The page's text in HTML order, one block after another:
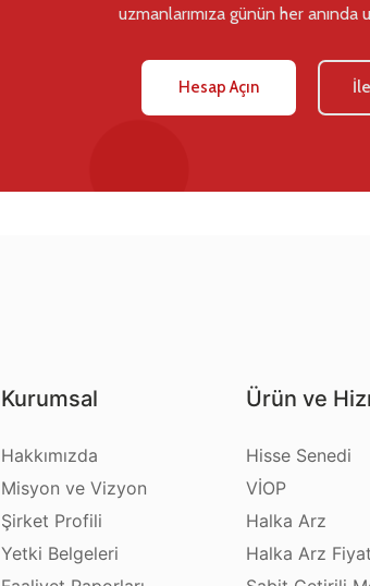
uzmanlarımıza günün her anında
Hesap Açın
Kurumsal
Hakkımızda
Misyon ve Vizyon
Şirket Profili
Yetki Belgeleri
Ürün ve
Hisse Senedi
VİOP
Halka Arz
Halka Arz